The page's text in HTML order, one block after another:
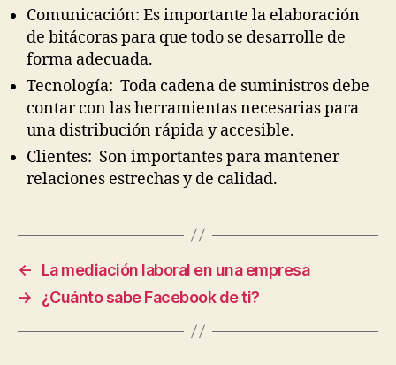
Comunicación: Es importante la elaboración
de bitácoras para que todo se desarrolle de
forma adecuada.
Tecnología: Toda cadena de suministros debe
contar con las herramientas necesarias para
una distribución rápida y accesible.
Clientes: Son importantes para mantener
relaciones estrechas y de calidad.
←
La mediación laboral en una empresa
→
¿Cuánto sabe Facebook de ti?